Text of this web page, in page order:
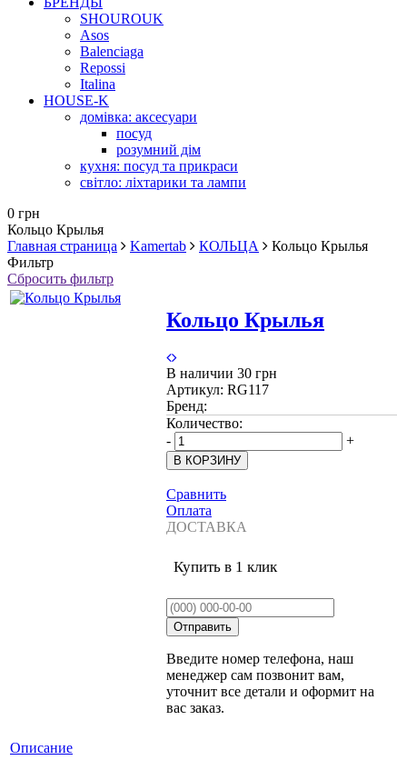
SHOUROUK
Asos
Balenciaga
Repossi
Italina
HOUSE-K
домівка: аксесуари
посуд
розумний дім
кухня: посуд та прикраси
світло: ліхтарики та лампи
0 грн
Кольцо Крылья
Главная страница
Kamertab КОЛЬЦА
Кольцо Крылья
Фильтр
Сбросить фильтр
Кольцо Крылья
В наличии 30 грн
Артикул: RG117
Бренд:
Количество:
-
+
Сравнить
Оплата
ДОСТАВКА
Купить в 1 клик
Введите номер телефона, наш
менеджер сам позвонит вам,
уточнит все детали и оформит на
вас заказ.
Описание